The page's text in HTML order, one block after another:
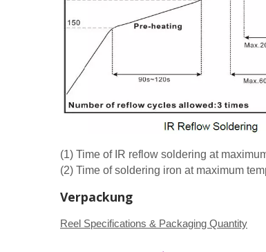
(1) Time of IR reflow soldering at
(2) Time of soldering iron at maximum
Verpackung
Reel Specifications & Packaging Quantity